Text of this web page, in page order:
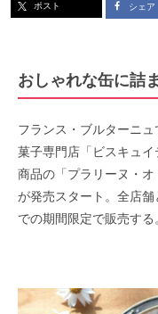
ポスト シェア
おしゃれな缶に詰
フランス・ブルターニ
菓子専門店「ビスキュ
商品の「プラリーヌ・オ
が発売スタート。全店
での期間限定で販売する